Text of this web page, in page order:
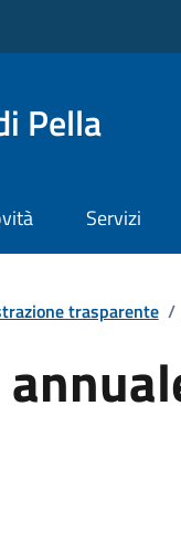
Pella
Servizi
trasparente /